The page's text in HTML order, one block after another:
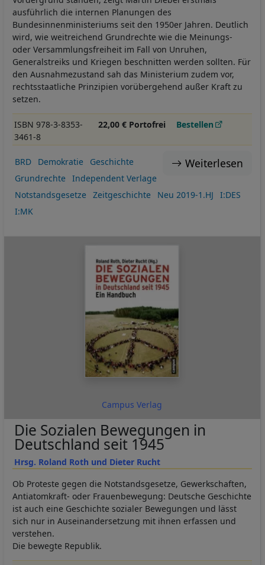
ausführlich die internen Planungen des
Bundesinnenministeriums seit den 1950er Jahren. Deutlich
wird, wie weitreichend Grundrechte wie die Meinungs-
oder Versammlungsfreiheit im Fall von Unruhen,
Generalstreiks und Kriegen beschnitten werden sollten. Für
den Ausnahmezustand sah das Ministerium zudem vor,
rechtsstaatliche Prinzipien vorübergehend außer Kraft zu
setzen.
ISBN 978-3-8353-
3461-8
22,00 € Portofrei Bestellen
Weiterlesen
BRD Demokratie
Geschichte
Grundrechte
Independent Verlage
Notstandsgesetze
Zeitgeschichte Neu 2019-1.HJ
I:DES
I:MK
Campus Verlag
Hrsg. Roland Roth und Dieter Rucht
Die Sozialen Bewegungen in
Deutschland seit 1945
Ob Proteste gegen die Notstandsgesetze, Gewerkschaften,
Antiatomkraft- oder Frauenbewegung: Deutsche Geschichte
ist auch eine Geschichte sozialer Bewegungen und lässt
sich nur in Auseinandersetzung mit ihnen erfassen und
verstehen.
Die bewegte Republik.